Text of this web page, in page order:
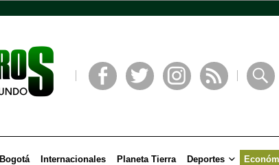
Bogotá Internacionales Planeta Tierra Deportes